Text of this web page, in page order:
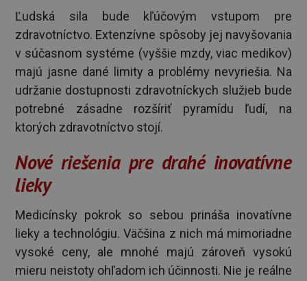
Ľudská sila bude kľúčovým vstupom pre
zdravotníctvo. Extenzívne spôsoby jej navyšovania
v súčasnom systéme (vyššie mzdy, viac medikov)
majú jasne dané limity a problémy nevyriešia. Na
udržanie dostupnosti zdravotníckych služieb bude
potrebné zásadne rozšíriť pyramídu ľudí, na
ktorých zdravotníctvo stojí.
Nové riešenia pre drahé inovatívne
lieky
Medicínsky pokrok so sebou prináša inovatívne
lieky a technológiu. Väčšina z nich má mimoriadne
vysoké ceny, ale mnohé majú zároveň vysokú
mieru neistoty ohľadom ich účinnosti. Nie je reálne